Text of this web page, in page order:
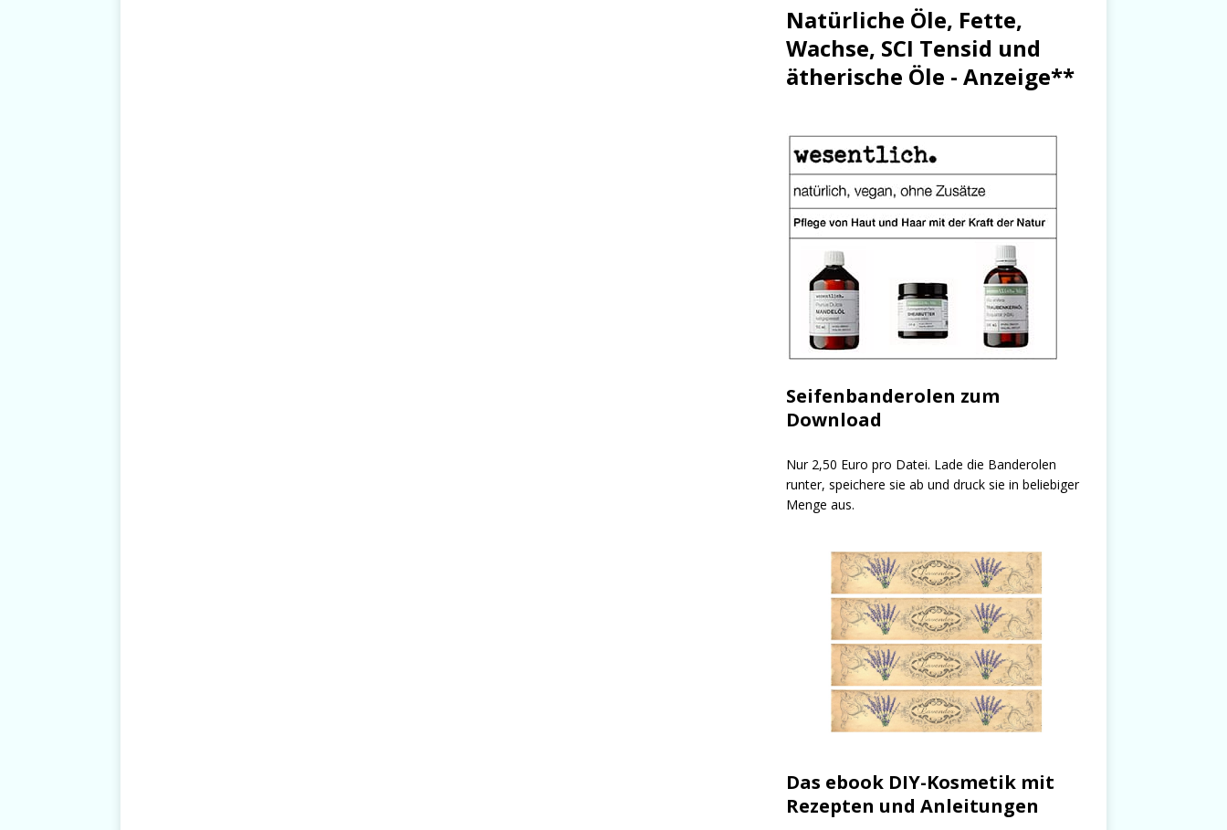
Natürliche Öle, Fette,
Wachse, SCI Tensid und
ätherische Öle - Anzeige**
Seifenbanderolen zum
Download
Nur 2,50 Euro pro Datei. Lade die Banderolen
runter, speichere sie ab und druck sie in beliebiger
Menge aus.
Das ebook DIY-Kosmetik mit
Rezepten und Anleitungen